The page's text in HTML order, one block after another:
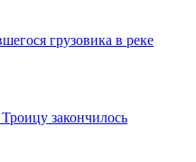
грузовика в реке
закончилось